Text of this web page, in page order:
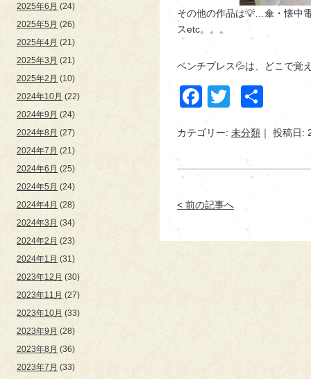
2025年6月 (24)
2025年5月 (26)
2025年4月 (21)
2025年3月 (21)
2025年2月 (10)
2024年10月 (22)
2024年9月 (24)
2024年8月 (27)
2024年7月 (21)
2024年6月 (25)
2024年5月 (24)
2024年4月 (28)
2024年3月 (34)
2024年2月 (23)
2024年1月 (31)
2023年12月 (30)
2023年11月 (27)
2023年10月 (33)
2023年9月 (28)
2023年8月 (36)
2023年7月 (33)
その他の作品は💡…傘・懐中
スetc。。。
ベンチプレス💦は、どこで覚
Facebook
Twitter
カテゴリー: 未分類 投稿日:
< 前の記事へ